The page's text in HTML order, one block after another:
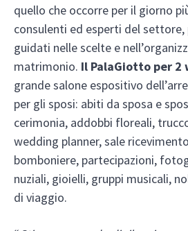
quello che occorre per il giorno
consulenti ed esperti del
guidati nelle scelte e
matrimonio. Il PalaGiotto per 2
grande salone espositivo
per gli sposi: abiti da sposa e
cerimonia, addobbi floreali,
wedding planner, sale
bomboniere, partecipazioni,
nuziali, gioielli, gruppi musicali,
di viaggio.